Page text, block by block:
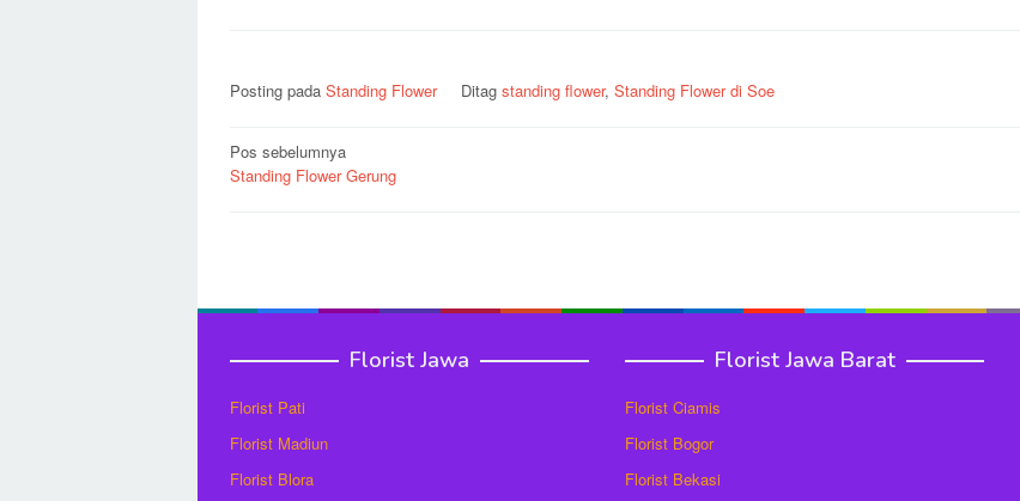
Posting pada Standing Flower Ditag standing flower, Standing Flower di Soe
Navigasi
pos
Pos sebelumnya
Standing Flower Gerung
Florist Jawa
Florist Pati
Florist Madiun
Florist Blora
Florist Jawa Barat
Florist Ciamis
Florist Bogor
Florist Bekasi